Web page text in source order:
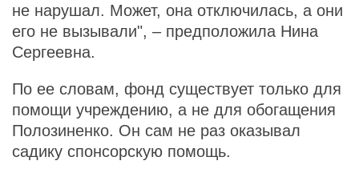
не нарушал. Может, она отключилась, а они
его не вызывали", – предположила Нина
Сергеевна.
По ее словам, фонд существует только для
помощи учреждению, а не для обогащения
Полозиненко. Он сам не раз оказывал
садику спонсорскую помощь.